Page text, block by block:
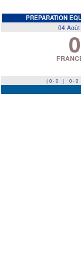
PREPARATION
04
0
( 0 - 0 | 0 - 0